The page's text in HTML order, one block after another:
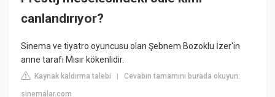
canlandırıyor?
Sinema ve tiyatro oyuncusu olan Şebnem Bozoklu İzer'in
anne tarafı Mısır kökenlidir.
Kaynak kaldırma talebi |Cevabın tamamını burada okuyun:
sinemalar.com